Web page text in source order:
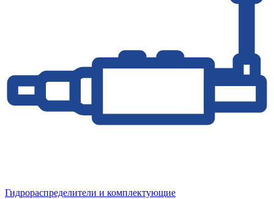
Гидрораспределители и комплектующие